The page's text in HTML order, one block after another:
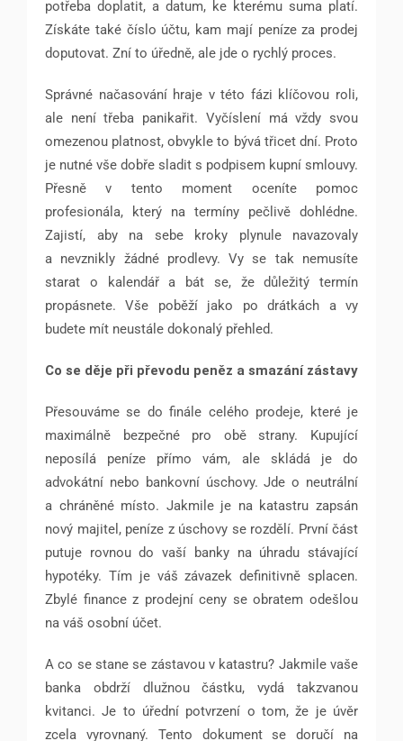
potřeba doplatit, a datum, ke kterému suma platí.
Získáte také číslo účtu, kam mají peníze za prodej
doputovat. Zní to úředně, ale jde o rychlý proces.
Správné načasování hraje v této fázi klíčovou roli,
ale není třeba panikařit. Vyčíslení má vždy svou
omezenou platnost, obvykle to bývá třicet dní. Proto
je nutné vše dobře sladit s podpisem kupní smlouvy.
Přesně v tento moment oceníte pomoc
profesionála, který na termíny pečlivě dohlédne.
Zajistí, aby na sebe kroky plynule navazovaly
a nevznikly žádné prodlevy. Vy se tak nemusíte
starat o kalendář a bát se, že důležitý termín
propásnete. Vše poběží jako po drátkách a vy
budete mít neustále dokonalý přehled.
Co se děje při převodu peněz a smazání zástavy
Přesouváme se do finále celého prodeje, které je
maximálně bezpečné pro obě strany. Kupující
neposílá peníze přímo vám, ale skládá je do
advokátní nebo bankovní úschovy. Jde o neutrální
a chráněné místo. Jakmile je na katastru zapsán
nový majitel, peníze z úschovy se rozdělí. První část
putuje rovnou do vaší banky na úhradu stávající
hypotéky. Tím je váš závazek definitivně splacen.
Zbylé finance z prodejní ceny se obratem odešlou
na váš osobní účet.
A co se stane se zástavou v katastru? Jakmile vaše
banka obdrží dlužnou částku, vydá takzvanou
kvitanci. Je to úřední potvrzení o tom, že je úvěr
zcela vyrovnaný. Tento dokument se doručí na